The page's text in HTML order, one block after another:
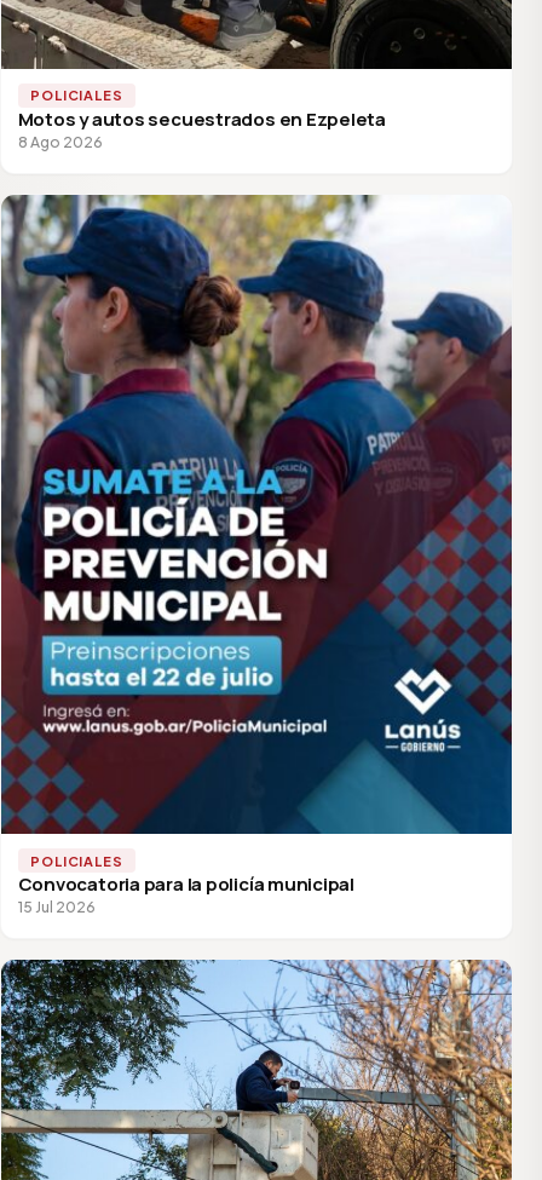
POLICIALES
Motos y autos secuestrados en Ezpeleta
8 Ago 2026
POLICIALES
Convocatoria para la policía municipal
15 Jul 2026